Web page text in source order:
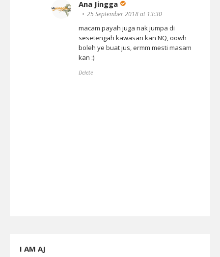
Ana Jingga
25 September 2018 at 13:30
macam payah juga nak jumpa di
sesetengah kawasan kan NQ, oowh
boleh ye buat jus, ermm mesti masam
kan :)
Delete
I AM AJ